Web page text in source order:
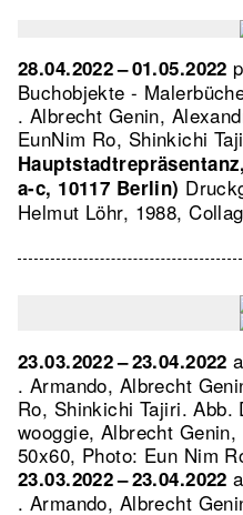
28.04.2022 – 01.05.2022
Buchobjekte -
. Albrecht Genin,
EunNim Ro, Shinkichi
a-c, 10117 Berlin)
Helmut Löhr, 1988,
23.03.2022 – 23.04.2022
. Armando, Albrecht
Ro, Shinkichi Tajiri.Abb.
wooggie, Albrecht
50x60, Photo: Eun Nim
23.03.2022 – 23.04.2022
. Armando, Albrecht